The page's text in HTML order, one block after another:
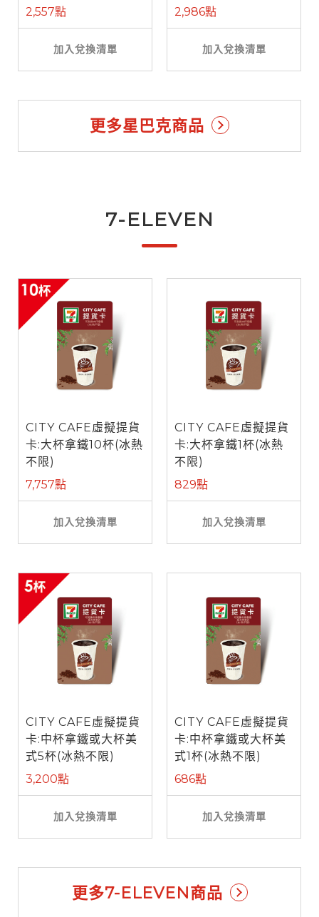
2,557點
加入兌換清單
2,986點
加入兌換清單
更多星巴克商品
7-ELEVEN
CITY CAFE虛擬提貨
卡:大杯拿鐵10杯(冰熱
不限)
7,757點
加入兌換清單
CITY CAFE虛擬提貨
卡:大杯拿鐵1杯(冰熱
不限)
829點
加入兌換清單
CITY CAFE虛擬提貨
卡:中杯拿鐵或大杯美
式5杯(冰熱不限)
3,200點
加入兌換清單
CITY CAFE虛擬提貨
卡:中杯拿鐵或大杯美
式1杯(冰熱不限)
686點
加入兌換清單
更多7-ELEVEN商品